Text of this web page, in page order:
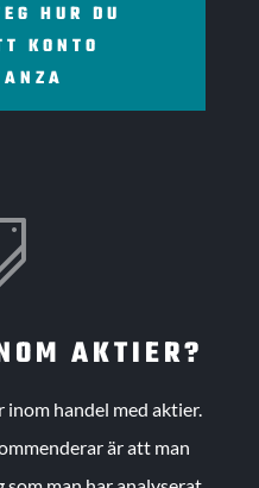
HUR DU
KONTO
AKTIER?
inom handel med aktier.
är att man